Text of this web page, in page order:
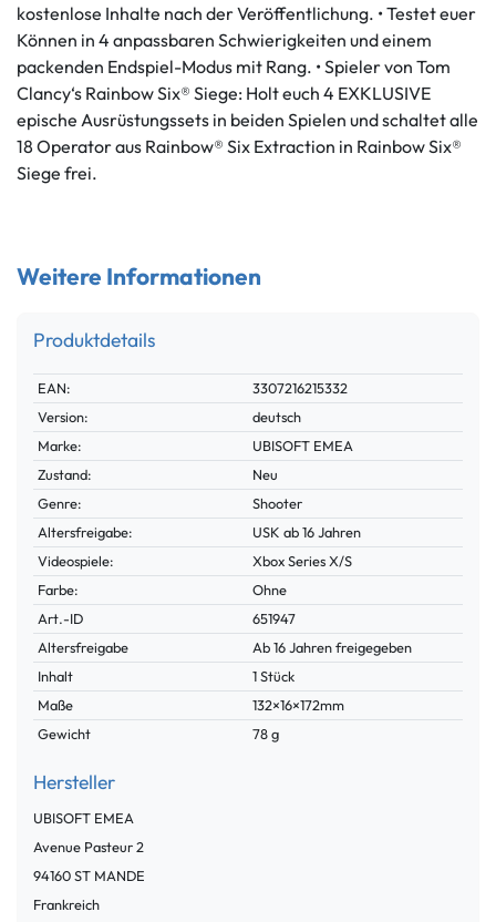
kostenlose Inhalte nach der Veröffentlichung. • Testet euer
Können in 4 anpassbaren Schwierigkeiten und einem
packenden Endspiel-Modus mit Rang. • Spieler von Tom
Clancy‘s Rainbow Six® Siege: Holt euch 4 EXKLUSIVE
epische Ausrüstungssets in beiden Spielen und schaltet alle
18 Operator aus Rainbow® Six Extraction in Rainbow Six®
Siege frei.
Weitere Informationen
Produktdetails
Technisches
Merkmal
Wert
EAN:
3307216215332
Version:
deutsch
Marke:
UBISOFT EMEA
Zustand:
Neu
Genre:
Shooter
Altersfreigabe:
USK ab 16 Jahren
Videospiele:
Xbox Series X/S
Farbe:
Ohne
Technisches
Merkmal
Wert
Art.-ID
651947
Altersfreigabe
Ab 16 Jahren freigegeben
Inhalt
1 Stück
Maße
132×16×172mm
Gewicht
78 g
Hersteller
UBISOFT EMEA
Avenue Pasteur2
94160ST MANDE
Frankreich